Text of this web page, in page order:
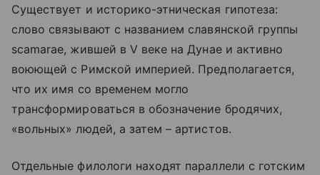
Существует и историко-этническая гипотеза:
слово связывают с названием славянской группы
scamarae, жившей в V веке на Дунае и активно
воюющей с Римской империей. Предполагается,
что их имя со временем могло
трансформироваться в обозначение бродячих,
«вольных» людей, а затем – артистов.
Отдельные филологи находят параллели с готским